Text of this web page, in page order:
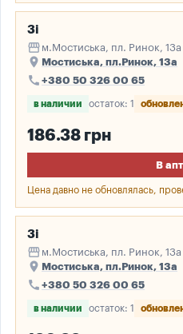
3і
storefront м.Мостиська, пл. Ринок, 13а
place Мостиська, пл.Ринок, 13а
call +380 50 326 00 65
в наличии остаток: 1
186.38 грн
В
Цена давно не обновлялась,
3і
storefront м.Мостиська, пл. Ринок, 13а
place Мостиська, пл.Ринок, 13а
call +380 50 326 00 65
в наличии остаток: 1